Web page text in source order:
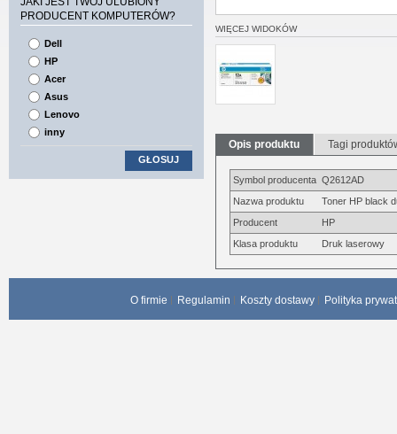
WIĘCEJ WIDOKÓW
Opis produktu Tagi
Symbol producenta Q2612AD
Nazwa produktu
Toner HP black
Producent
HP
Klasa produktu
Druk laserowy
PRODUCENT KOMPUTERÓW?
Dell
HP
Acer
Asus
Lenovo
inny
GŁOSUJ
O firmie Regulamin Koszty dostawy Polityka